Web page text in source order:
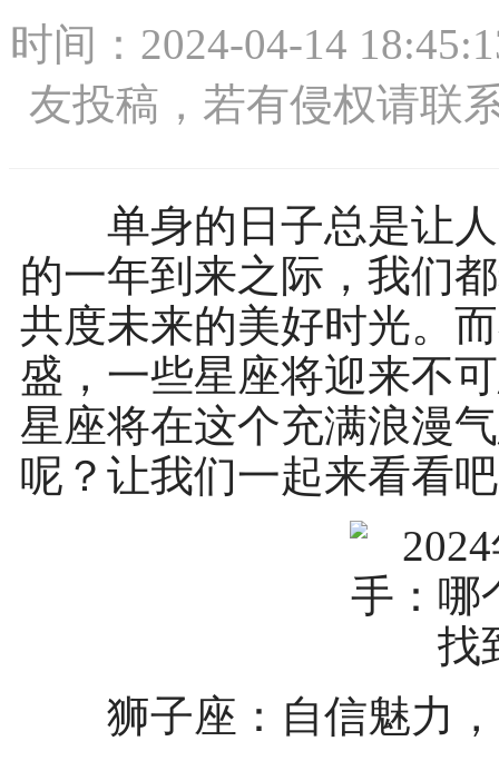
时间：2024-04-14
友投稿，若有侵权请联
单身的日子总是让人
的一年到来之际，我们
共度未来的美好时光。
盛，一些星座将迎来不
星座将在这个充满浪漫
呢？让我们一起来看看
狮子座：自信魅力，